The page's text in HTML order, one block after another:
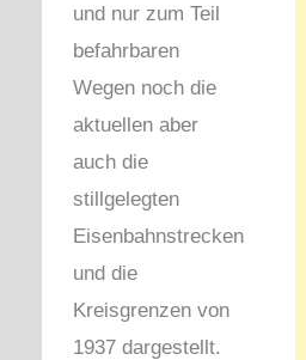
und nur zum Teil
befahrbaren
Wegen noch die
aktuellen aber
auch die
stillgelegten
Eisenbahnstrecken
und die
Kreisgrenzen von
1937 dargestellt.